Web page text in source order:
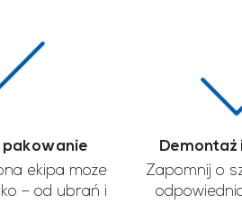
pakowanie
ekipa może
– od ubrań i
Demontaż
Zapomnij o